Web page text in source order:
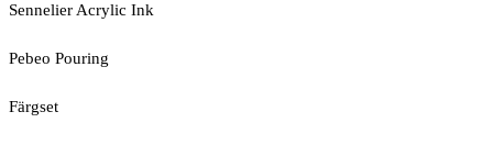
Sennelier Acrylic Ink
Pebeo Pouring
Färgset